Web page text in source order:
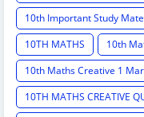
10th Important Study
10TH MATHS
10th
10th Maths Creative 1
10TH MATHS CREATIVE